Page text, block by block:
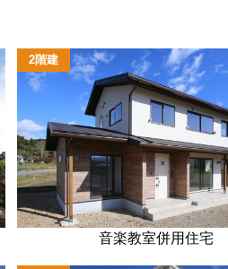
2階建
音楽教室併用住宅